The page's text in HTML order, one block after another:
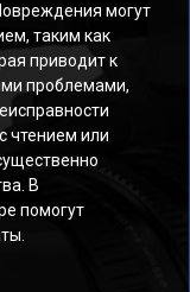
могут
таким как
приводит к
проблемами,
чтением или
В
помогут